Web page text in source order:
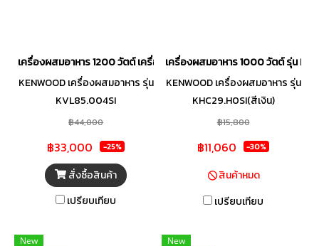
เครื่องผสมอาหาร 1200 วัตต์ เครื่องตีแป้ง รุ่น KVL85.004SI
KENWOOD เครื่องผสมอาหาร รุ่น
KVL85.004SI
฿44,000
฿33,000 -25%
สั่งซื้อสินค้า
เปรียบเทียบ
เครื่องผสมอาหาร 1000 วัตต์ รุ่น
KENWOOD เครื่องผสมอาหาร รุ่น
KHC29.H0SI(สีเงิน)
฿15,800
฿11,060 -30%
สินค้าหมด
เปรียบเทียบ
New
New